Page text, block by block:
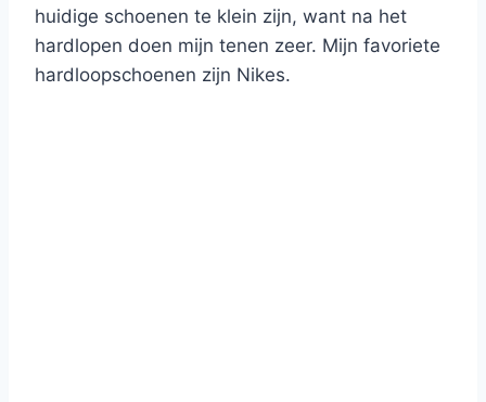
huidige schoenen te klein zijn, want na het
hardlopen doen mijn tenen zeer. Mijn favoriete
hardloopschoenen zijn Nikes.